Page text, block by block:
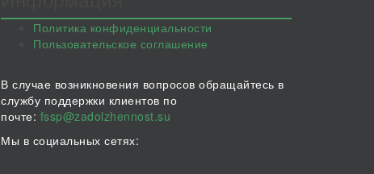
Политика конфиденциальности
Пользовательское соглашение
В случае возникновения вопросов обращайтесь в
службу поддержки клиентов по
почте: fssp@zadolzhennost.su
Мы в социальных сетях: